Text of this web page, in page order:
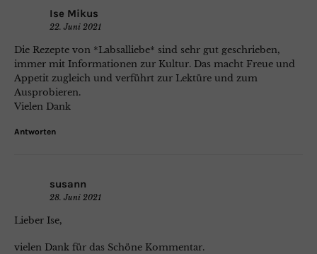
Ise Mikus
22. Juni 2021
Die Rezepte von *Labsalliebe* sind sehr gut geschrieben,
immer mit Informationen zur Kultur. Das macht Freue und
Appetit zugleich und verführt zur Lektüre und zum
Ausprobieren.
Vielen Dank
Antworten
susann
28. Juni 2021
Lieber Ise,
vielen Dank für das Schöne Kommentar.